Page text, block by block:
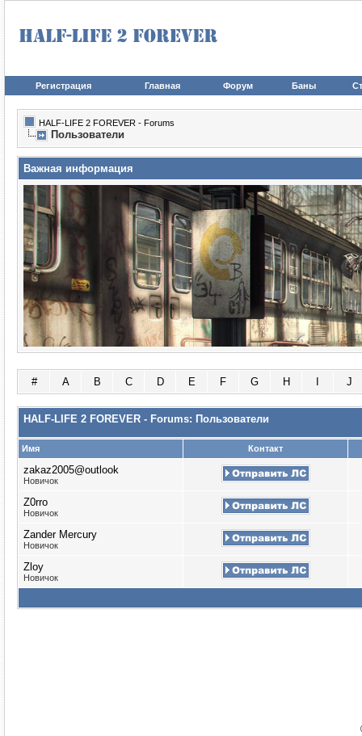
Регистрация Главная Форум Баны
HALF-LIFE 2 FOREVER - Forums
Пользователи
Важная информация
# A B C D E F G H J
HALF-LIFE 2 FOREVER - Forums: Пользователи
Имя Контакт
zakaz2005@outlook
Новичок
Z0rro
Новичок
Zander Mercury
Новичок
Zloy
Новичок